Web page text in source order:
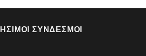
ΣΎΝΔΕΣΜΟΙ